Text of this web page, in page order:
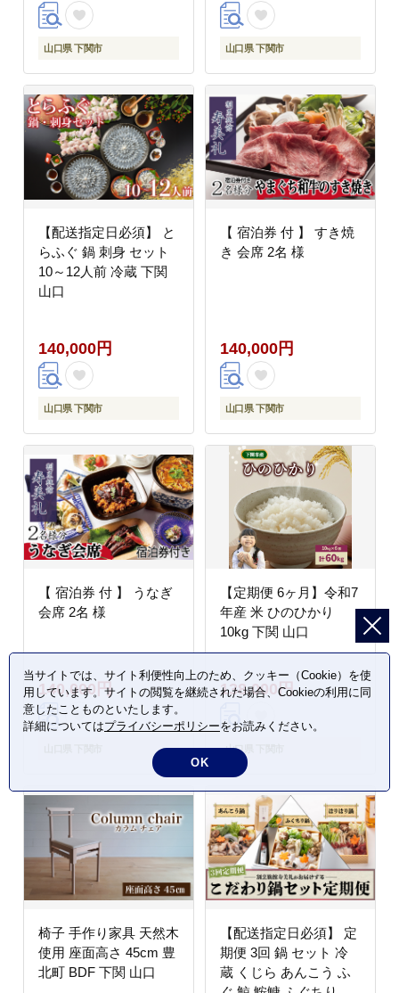
山口県 下関市 山口県 下関市
【配送指定日必須】 と
らふぐ 鍋 刺身 セット
10～12人前 冷蔵 下関
山口
140,000円
山口県 下関市
【 宿泊券 付 】 すき焼
き 会席 2名 様
140,000円
山口県 下関市
【 宿泊券 付 】 うなぎ
会席 2名 様
140,000円
【定期便 6ヶ月】令和7
年産 米 ひのひかり
10kg 下関 山口
138,000円
山口県 下関市
椅子 手作り家具 天然木
使用 座面高さ 45cm 豊
北町 BDF 下関 山口
【配送指定日必須】 定
期便 3回 鍋 セット 冷
蔵 くじら あんこう ふ
当サイトでは、サイト利便性向上のため、クッキー（Cookie）を使
用しています。サイトの閲覧を継続された場合、Cookieの利用に同
意したことものといたします。
詳細についてはプライバシーポリシーをお読みください。
OK